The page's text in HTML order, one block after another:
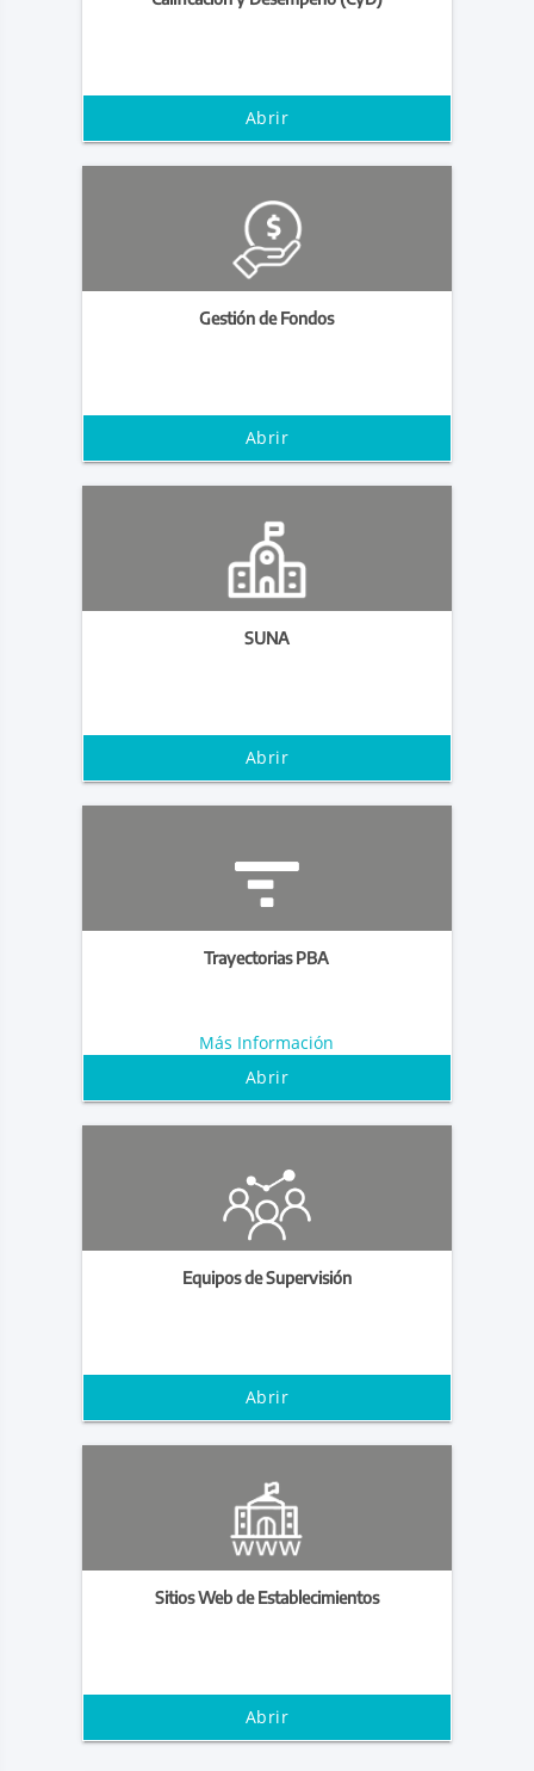
Abrir
Gestión de Fondos
Abrir
SUNA
Abrir
Trayectorias PBA
Más Información
Abrir
Equipos de Supervisión
Abrir
Sitios Web de Establecimientos
Abrir